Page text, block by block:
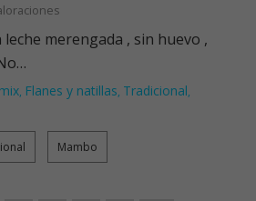
merengada , sin huevo ,
, Flanes y natillas, Tradicional,
Mambo